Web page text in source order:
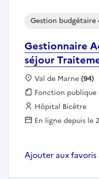
Gestionnaire
séjour
Gestion
Localisation :
Val de Marne(94)
Fonction publique :
Fonction publique
Employeur :
Hôpital Bicêtre
En ligne depuis le
Ajouter aux favoris